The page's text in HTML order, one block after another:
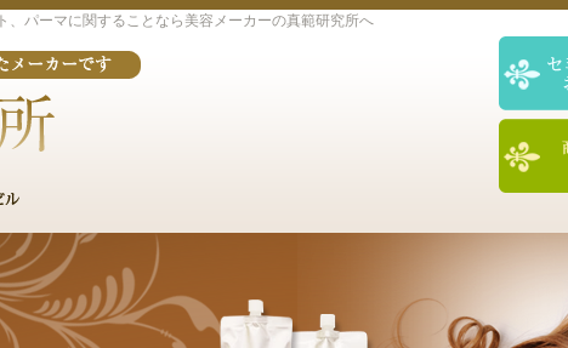
、パーマに関することなら美容メーカーの真範研究所へ